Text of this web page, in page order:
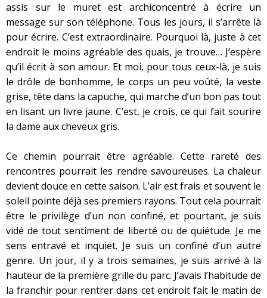
assis sur le muret est archiconcentré à écrire un
message sur son téléphone. Tous les jours, il s’arrête là
pour écrire. C’est extraordinaire. Pourquoi là, juste à cet
endroit le moins agréable des quais, je trouve… J’espère
qu’il écrit à son amour. Et moi, pour tous ceux-là, je suis
le drôle de bonhomme, le corps un peu voûté, la veste
grise, tête dans la capuche, qui marche d’un bon pas tout
en lisant un livre jaune. C’est, je crois, ce qui fait sourire
la dame aux cheveux gris.
Ce chemin pourrait être agréable. Cette rareté des
rencontres pourrait les rendre savoureuses. La chaleur
devient douce en cette saison. L’air est frais et souvent le
soleil pointe déjà ses premiers rayons. Tout cela pourrait
être le privilège d’un non confiné, et pourtant, je suis
vidé de tout sentiment de liberté ou de quiétude. Je me
sens entravé et inquiet. Je suis un confiné d’un autre
genre. Un jour, il y a trois semaines, je suis arrivé à la
hauteur de la première grille du parc. J’avais l’habitude de
la franchir pour rentrer dans cet endroit fait le matin de